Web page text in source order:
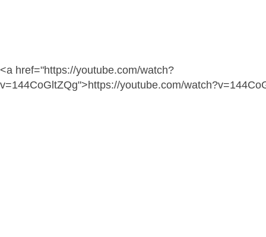
<a href="https://youtube.com/watch?
v=144CoGltZQg">https://youtube.com/